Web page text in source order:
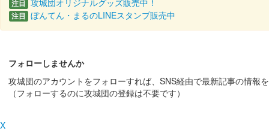
2024年10月12、13日に開催された「出張！お城EXPO
松江城 御城印
販売終了
松江城の天守が国宝指定から今年で9周年を記念して作
注目 攻城団オリジナルグッズ販売中！
注目 ぼんてん・まるのLINEスタンプ販売中
フォローしませんか
攻城団のアカウントをフォローすれば、SNS経由で最新記事の情報
（フォローするのに攻城団の登録は不要です）
X